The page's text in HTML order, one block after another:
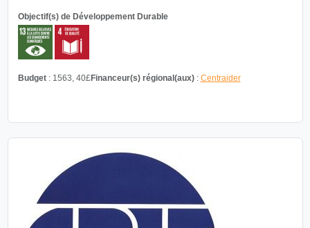
Objectif(s) de Développement Durable
Budget: 1563, 40£Financeur(s) régional(aux): Centraider